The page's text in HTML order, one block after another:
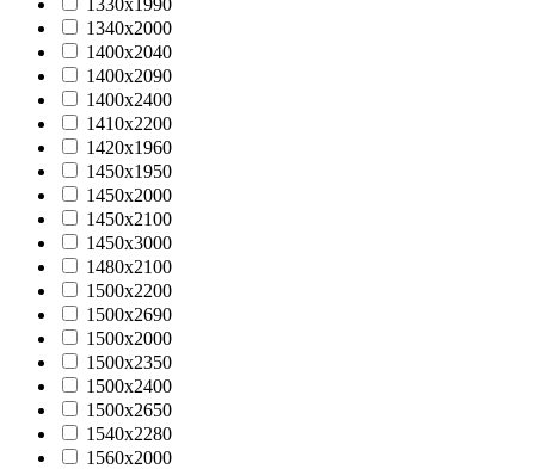
1340х2000
1400х2040
1400х2090
1400х2400
1410х2200
1420х1960
1450х1950
1450х2000
1450х2100
1450х3000
1480x2100
1500x2200
1500x2690
1500х2000
1500х2350
1500х2400
1500х2650
1540х2280
1560x2000